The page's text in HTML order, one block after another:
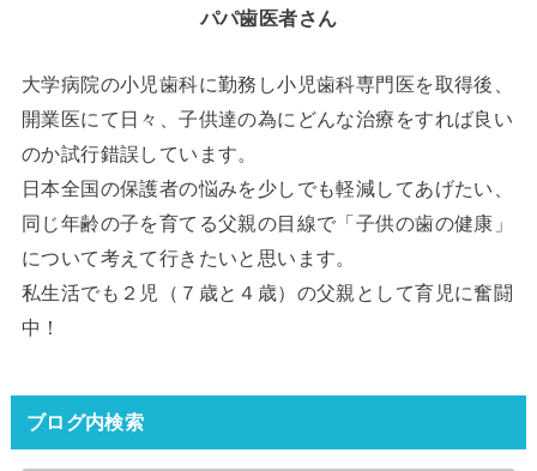
パパ歯医者さん
大学病院の小児歯科に勤務し小児歯科専門医を取得後、
開業医にて日々、子供達の為にどんな治療をすれば良い
のか試行錯誤しています。
日本全国の保護者の悩みを少しでも軽減してあげたい、
同じ年齢の子を育てる父親の目線で「子供の歯の健康」
について考えて行きたいと思います。
私生活でも２児（７歳と４歳）の父親として育児に奮闘
中！
ブログ内検索